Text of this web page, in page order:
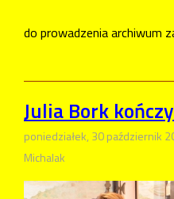
do prowadzenia archiwum
Julia Bork
poniedziałek, 30 październik
Michalak